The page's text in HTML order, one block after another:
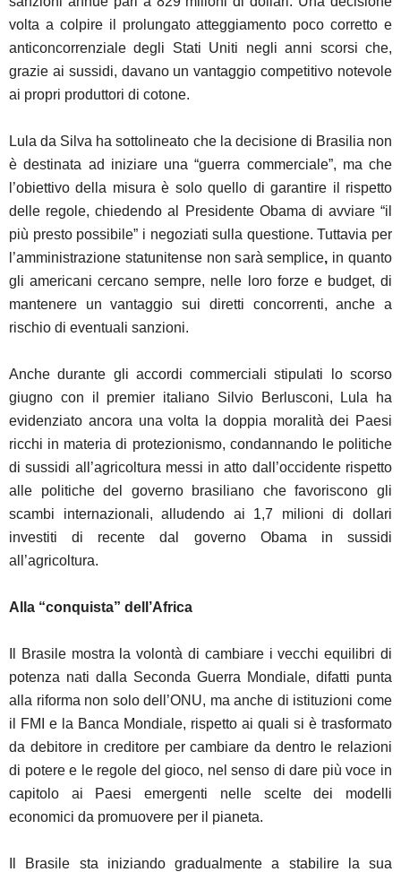
volta a colpire il prolungato atteggiamento poco corretto e
anticoncorrenziale degli Stati Uniti negli anni scorsi che,
grazie ai sussidi, davano un vantaggio competitivo notevole
ai propri produttori di cotone.
Lula da Silva ha sottolineato che la decisione di Brasilia non
è destinata ad iniziare una “guerra commerciale”, ma che
l’obiettivo della misura è solo quello di garantire il rispetto
delle regole, chiedendo al Presidente Obama di avviare “il
più presto possibile” i negoziati sulla questione. Tuttavia per
l’amministrazione statunitense non sarà semplice, in quanto
gli americani cercano sempre, nelle loro forze e budget, di
mantenere un
vantaggio sui diretti concorrenti, anche a
rischio di eventuali sanzioni.
Anche durante gli accordi commerciali stipulati lo scorso
giugno con il premier italiano Silvio Berlusconi, Lula ha
evidenziato ancora una volta la doppia moralità dei Paesi
ricchi in materia di protezionismo, condannando le politiche
di sussidi all’agricoltura messi in atto dall’occidente rispetto
alle politiche del governo brasiliano che favoriscono gli
scambi internazionali, alludendo ai 1,7 milioni di dollari
investiti di recente dal governo Obama in sussidi
all’agricoltura.
Alla “conquista” dell’Africa
Il Brasile mostra la volontà di cambiare i vecchi equilibri di
potenza nati dalla Seconda Guerra Mondiale, difatti punta
alla riforma non solo dell’ONU, ma anche di istituzioni come
il FMI e la Banca Mondiale, rispetto ai quali si è trasformato
da debitore in creditore per cambiare da dentro le relazioni
di potere e le regole del gioco, nel senso di dare più voce in
capitolo ai Paesi emergenti nelle scelte dei modelli
economici da promuovere per il pianeta.
Il Brasile sta iniziando gradualmente a stabilire la sua